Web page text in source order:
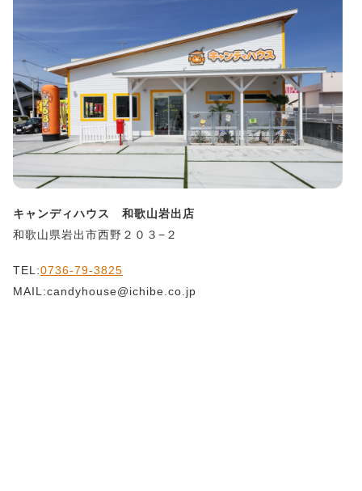
キャンディハウス 和歌山岩出店
和歌山県岩出市西野２０３−２
TEL:0736-79-3825
MAIL:candyhouse@ichibe.co.jp